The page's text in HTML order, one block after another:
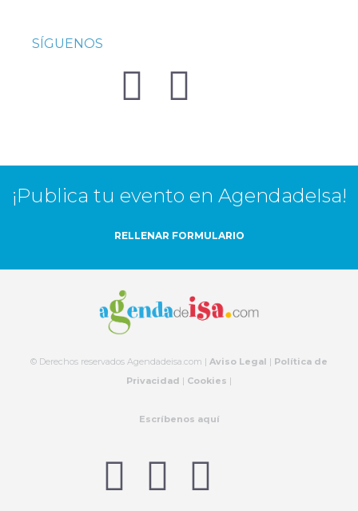
SÍGUENOS
¡Publica tu evento en AgendadeIsa!
RELLENAR FORMULARIO
© Derechos reservados Agendadeisa.com | Aviso Legal | Política de
Privacidad | Cookies |
Escríbenos aquí